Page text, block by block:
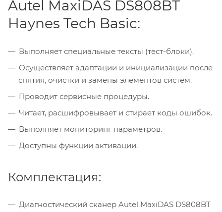
Autel MaxiDAS DS808BT
Haynes Tech Basic:
Выполняет специальные тексты (тест-блоки).
Осуществляет адаптации и инициализации после
снятия, очистки и замены элементов систем.
Проводит сервисные процедуры.
Читает, расшифровывает и стирает коды ошибок.
Выполняет мониторинг параметров.
Доступны функции активации.
Комплектация:
Диагностический сканер Autel MaxiDAS DS808BT